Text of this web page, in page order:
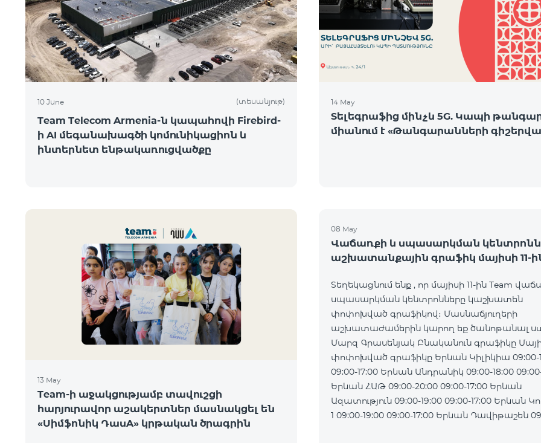
10 June (տեսանյութ)
Team Telecom Armenia-ն կապահովի Firebird-
ի AI մեգանախագծի կոմունիկացիոն և
ինտերնետ ենթակառուցվածքը
14 May
Տելեգրաֆից մինչև 5G. Կապի
միանում է «Թանգարանների
13 May
Team-ի աջակցությամբ տավուշցի
հարյուրավոր աշակերտներ մասնակցել են
«Սիմֆոնիկ ԴասA» կրթական ծրագրին
08 May
Վաճառքի և սպասարկման
աշխատանքային գրաֆիկ մայիսի 11-
Տեղեկացնում ենք , որ մայիսի 11-ին Team
սպասարկման կենտրոնները կաշխատեն
փոփոխված գրաֆիկով։ Մասնաճյուղերի
աշխատաժամերին կարող եք ծանոթանալ
Մարզ Գրասենյակ Բնականուն գրաֆիկը
փոփոխված գրաֆիկը Երևան Կիլիկիա 09:00-18:00
09:00-17:00 Երևան Անդրանիկ 09:00-18:00 09:00-17:00
Երևան ՀԱԹ 09:00-20:00 09:00-17:00 Երևան
Ազատություն 09:00-19:00 09:00-17:00 Երևան Կոմիտաս
1 09:00-19:00 09:00-17:00 Երևան Դավիթաշեն 09:00-